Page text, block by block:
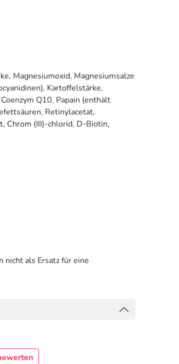
Magnesiumoxid, Magnesiumsalze
Kartoffelstärke,
Q10, Papain (enthält
Retinylacetat,
Chrom (III)-chlorid, D-Biotin,
nicht als Ersatz für eine